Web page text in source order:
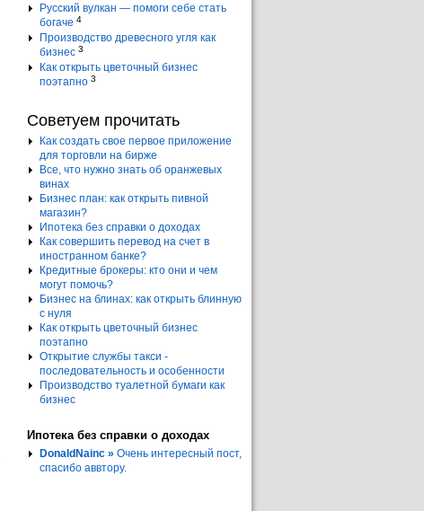
Русский вулкан — помоги себе стать
богаче 4
Производство древесного угля как
бизнес 3
Как открыть цветочный бизнес
поэтапно 3
Советуем прочитать
Как создать свое первое приложение
для торговли на бирже
Все, что нужно знать об оранжевых
винах
Бизнес план: как открыть пивной
магазин?
Ипотека без справки о доходах
Как совершить перевод на счет в
иностранном банке?
Кредитные брокеры: кто они и чем
могут помочь?
Бизнес на блинах: как открыть блинную
с нуля
Как открыть цветочный бизнес
поэтапно
Открытие службы такси -
последовательность и особенности
Производство туалетной бумаги как
бизнес
Ипотека без справки о доходах
DonaldNainc » Очень интересный пост,
спасибо аввтору.